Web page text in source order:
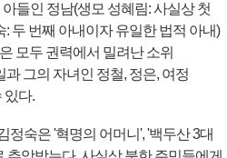
들인 정남(생모 성혜림: 사실상 첫
두 번째 아내이자 유일한 법적 아내)
모두 권력에서 밀려난 소위
그의 자녀인 정철, 정은, 여정
있다.
정숙은 '혁명의 어머니', '백두산 3대